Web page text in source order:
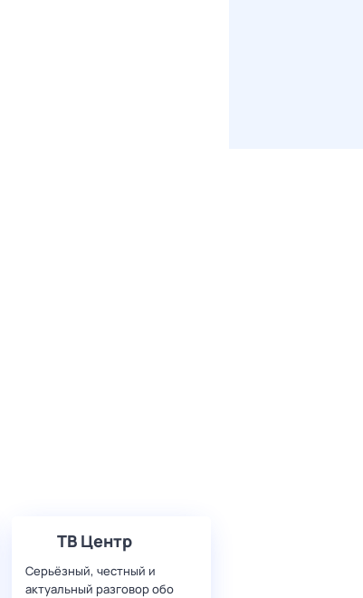
ТВ Центр
Серьёзный, честный и
актуальный разговор обо